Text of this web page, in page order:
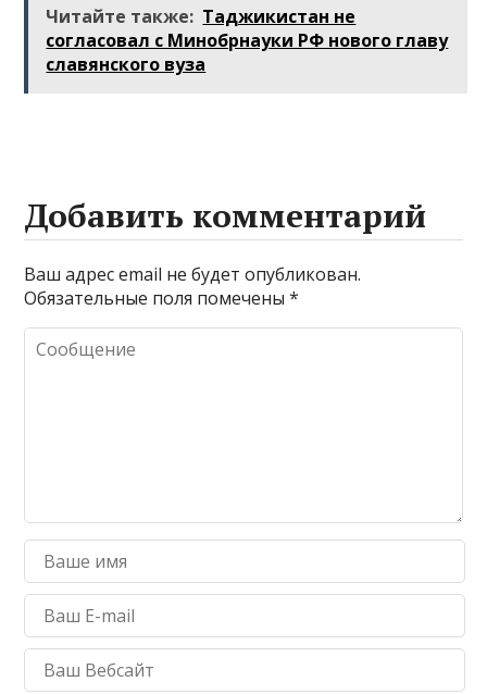
Читайте также: Таджикистан не
согласовал с Минобрнауки РФ нового главу
славянского вуза
Добавить комментарий
Ваш адрес email не будет опубликован.
Обязательные поля помечены*